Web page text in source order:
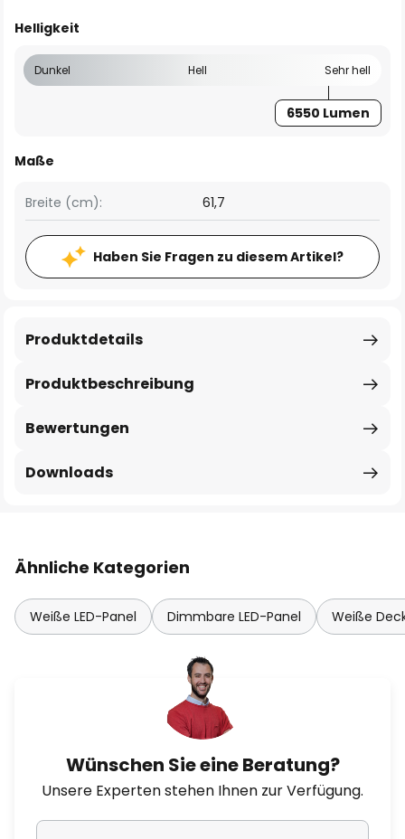
Helligkeit
Dunkel Hell Sehr hell
6550 Lumen
Maße
Breite (cm): 61,7
Haben Sie Fragen zu diesem Artikel?
Produktbeschreibung
Produktdetails
Bewertungen
Downloads
Ähnliche Kategorien
Weiße LED-Panel Dimmbare LED-Panel Weiße
Wünschen Sie eine Beratung?
Unsere Experten stehen Ihnen zur Verfügung.